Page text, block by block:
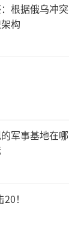
根据俄乌冲突
构
军事基地在哪
！